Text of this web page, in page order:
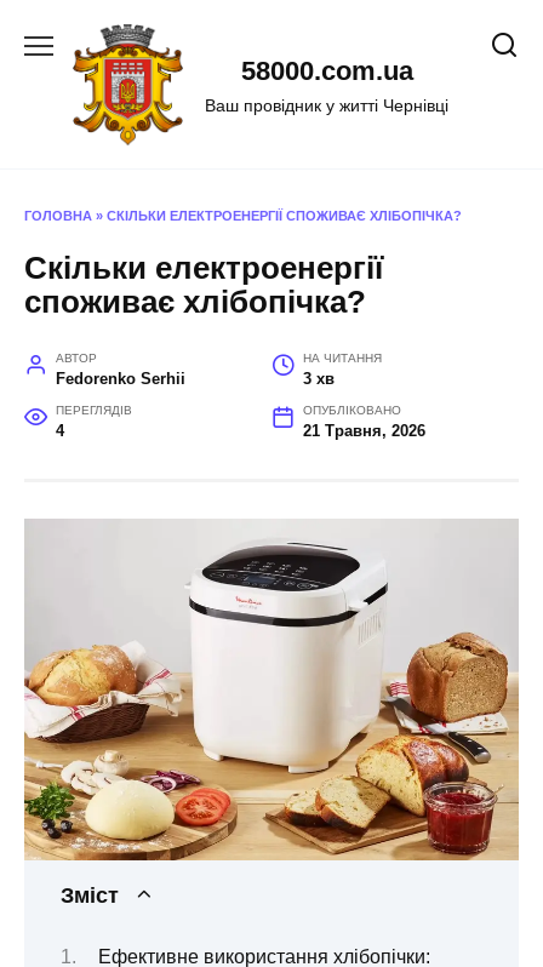
58000.com.ua
Ваш провідник у житті Чернівці
ГОЛОВНА » СКІЛЬКИ ЕЛЕКТРОЕНЕРГІЇ СПОЖИВАЄ ХЛІБОПІЧКА?
Скільки електроенергії
споживає хлібопічка?
АВТОР
Fedorenko Serhii
НА ЧИТАННЯ
3 хв
ПЕРЕГЛЯДІВ
4
ОПУБЛІКОВАНО
21 Травня, 2026
Зміст
Ефективне використання хлібопічки: